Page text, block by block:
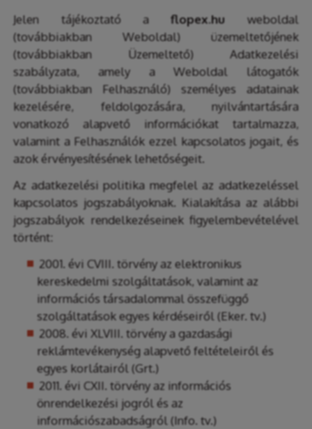
Jelen tájékoztató aflopex.hu weboldal
(továbbiakban Weboldal) üzemeltetőjének
(továbbiakban Üzemeltető) Adatkezelési
szabályzata, amely a Weboldal látogatók
(továbbiakban Felhasználó) személyes adatainak
kezelésére, feldolgozására, nyilvántartására
vonatkozó alapvető információkat tartalmazza,
valamint a Felhasználók ezzel kapcsolatos jogait, és
azok érvényesítésének lehetőségeit.
Az adatkezelési politika megfelel az adatkezeléssel
kapcsolatos jogszabályoknak. Kialakítása az alábbi
jogszabályok rendelkezéseinek figyelembevételével
történt:
2001. évi CVIII. törvény az elektronikus
kereskedelmi szolgáltatások, valamint az
információs társadalommal összefüggő
szolgáltatások egyes kérdéseiről (Eker. tv.)
2008. évi XLVIII. törvény a gazdasági
reklámtevékenység alapvető feltételeiről és
egyes korlátairól (Grt.)
2011. évi CXII. törvény az információs
önrendelkezési jogról és az
információszabadságról (Info. tv.)